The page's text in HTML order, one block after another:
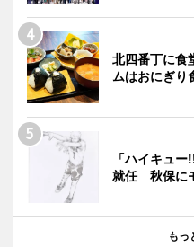
北四番丁に
ムはおにぎり
「ハイキュ
就任 秋保に
もっ